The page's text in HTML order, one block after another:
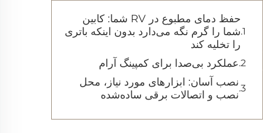
حفظ دمای مطبوع در RV شما: کابین
شما را گرم نگه می‌دارد بدون اینکه باتری
را تخلیه کند
عملکرد بی‌صدا برای کمپینگ آرام
نصب آسان: ابزارهای مورد نیاز، محل
نصب و اتصالات برقی ساده‌شده